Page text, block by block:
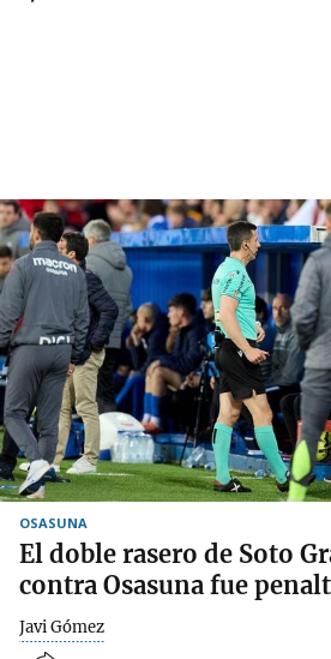
OSASUNA
El doble rasero de Soto
contra Osasuna fue
Javi Gómez